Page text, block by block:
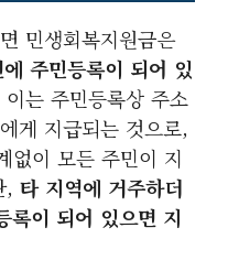
민생회복지원금은
주민등록이 되어 있
는 주민등록상 주소
게 지급되는 것으로,
없이 모든 주민이 지
, 타 지역에 거주하더
록이 되어 있으면 지